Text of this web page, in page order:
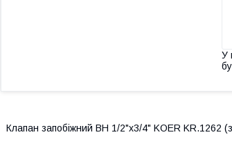
У
Клапан запобіжний ВН 1/2"х3/4" KOER KR.1262